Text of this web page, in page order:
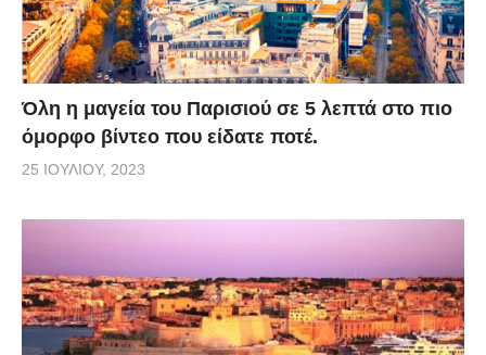
Όλη η μαγεία του Παρισιού σε 5 λεπτά στο πιο
όμορφο βίντεο που είδατε ποτέ.
25 ΙΟΥΛΊΟΥ, 2023